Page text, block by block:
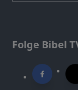
Folge Bibel